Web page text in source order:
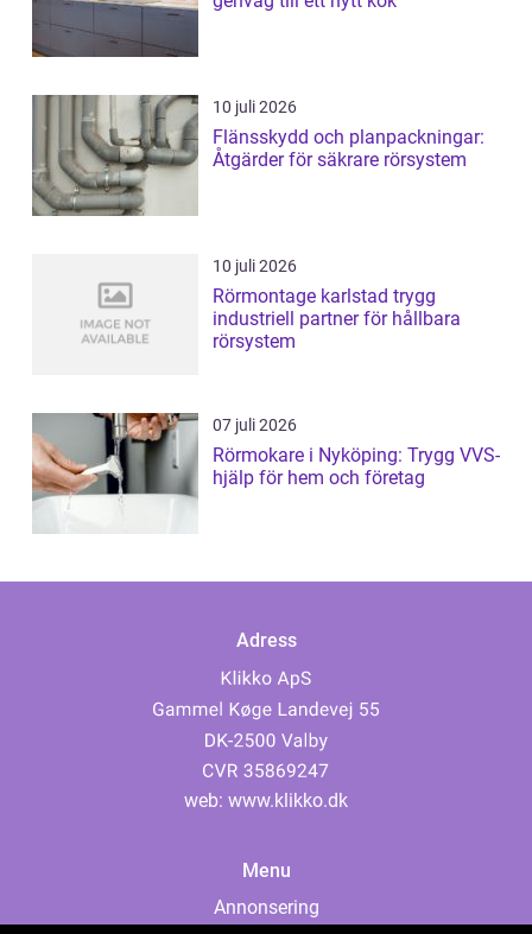
10 juli 2026
Flänsskydd och planpackningar:
Åtgärder för säkrare rörsystem
10 juli 2026
Rörmontage karlstad trygg
industriell partner för hållbara
rörsystem
07 juli 2026
Rörmokare i Nyköping: Trygg VVS-
hjälp för hem och företag
Adress
web: www.klikko.dk
Menu
Annonsering